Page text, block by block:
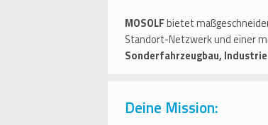
MOSOLFbietet
Standort-Netzwerk und einer
Sonderfahrzeugbau,
Deine Mission: